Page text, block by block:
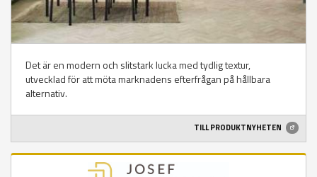
Det är en modern och slitstark lucka med tydlig textur,
utvecklad för att möta marknadens efterfrågan på hållbara
alternativ.
TILL PRODUKTNYHETEN